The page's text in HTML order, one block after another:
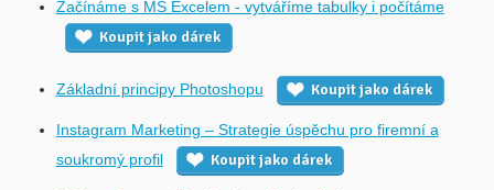
Začínáme s MS Excelem - vytváříme tabulky i počítáme
Koupit jako dárek
Základní principy Photoshopu Koupit jako dárek
Instagram Marketing – Strategie úspěchu pro firemní a
soukromý profil
Koupit jako dárek